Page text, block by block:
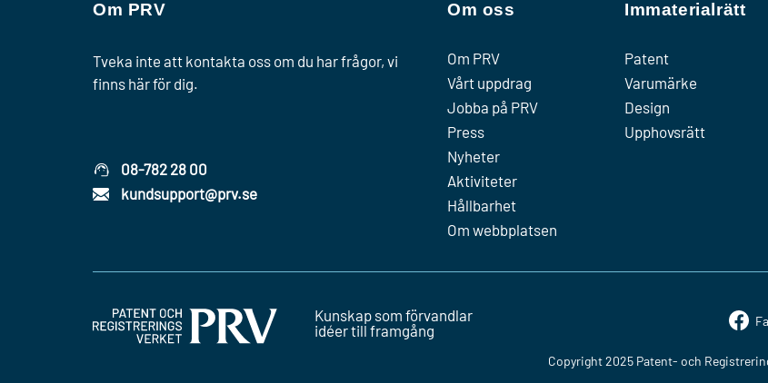
Om PRV
Tveka inte att kontakta oss om du har frågor, vi
finns här för dig.
08-782 28 00
kundsupport@prv.se
Om oss
Om PRV
Vårt uppdrag
Jobba på PRV
Press
Nyheter
Aktiviteter
Hållbarhet
Om webbplatsen
Immaterialrätt
Patent
Varumärke
Design
Upphovsrätt
Kunskap som förvandlar
idéer till framgång
Copyright 2025 Patent- och